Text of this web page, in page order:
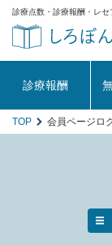
診療点数・診療報酬・レ
診療報酬
TOP 会員ページロ